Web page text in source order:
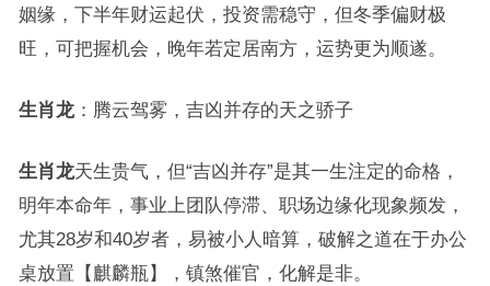
姻缘，下半年财运起伏，投资需稳守，但冬季偏财极
旺，可把握机会，晚年若定居南方，运势更为顺遂。
生肖龙：腾云驾雾，吉凶并存的天之骄子
生肖龙天生贵气，但“吉凶并存”是其一生注定的命格，
明年本命年，事业上团队停滞、职场边缘化现象频发，
尤其28岁和40岁者，易被小人暗算，破解之道在于办公
桌放置【麒麟瓶】，镇煞催官，化解是非。